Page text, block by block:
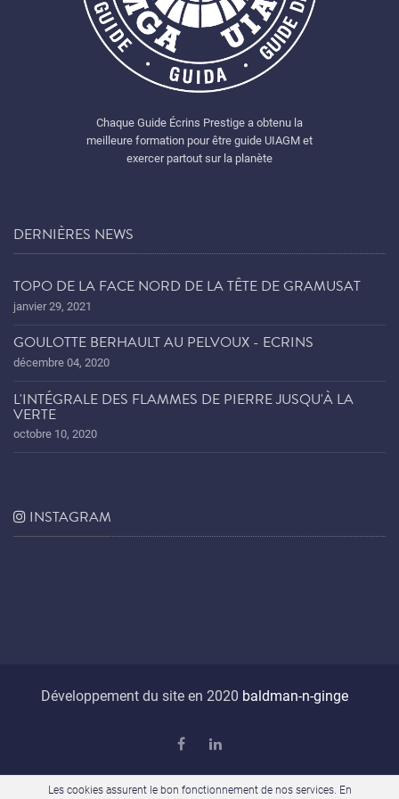
Chaque Guide Écrins Prestige a obtenu la
meilleure formation pour être guide UIAGM et
exercer partout sur la planète
DERNIÈRES NEWS
TOPO DE LA FACE NORD DE LA TÊTE DE GRAMUSAT
janvier 29, 2021
GOULOTTE BERHAULT AU PELVOUX - ECRINS
décembre 04, 2020
L'INTÉGRALE DES FLAMMES DE PIERRE JUSQU'À LA
VERTE
octobre 10, 2020
INSTAGRAM
Développement du site en 2020 baldman-n-ginge
Les cookies assurent le bon fonctionnement de nos services. En